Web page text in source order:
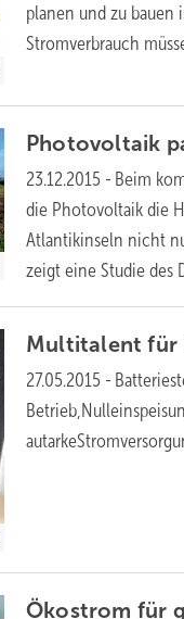
planen und zu bauen
Stromverbrauch
Photovoltaik
23.12.2015 - Beim
die Photovoltaik die
Atlantikinseln nicht
zeigt eine Studie des
Multitalent für
27.05.2015 -
Ökostrom für